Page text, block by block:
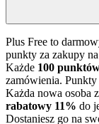
Plus Free to
punkty za zakupy
Każde 100
zamówienia. Punkty
Każda nowa osoba
rabatowy 11% do
Dostaniesz go na